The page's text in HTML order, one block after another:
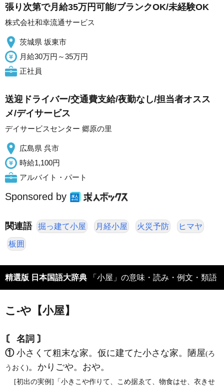
張り次第で月給35万円可能/ブランクOK/未経験OK
株式会社和幸流通サービス
茨城県 坂東市
月給30万円～35万円
正社員
送迎ドライバー/交通費支給/夜勤なし/担当者オスス
メ/デイサービス
デイサービスセンター 郷原の里
広島県 呉市
時給1,100円
アルバイト・パート
Sponsored by
関連語 掘っ建て小屋 月経小屋 火災予防 ヒマヤ
板囲
精選版 日本国語大辞典 「小屋」の意味・読み・例文・類語
こ‐や【小屋】
〘 名詞 〙
①小さくて粗末な家。仮に建てた小さな家。陋屋(ろ
うおく)。かりごや。おや。
[初出の実例]「小きこや作りて、こめ据ゑて、物食はせ、衣きせ